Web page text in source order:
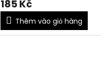
185 Kč
Thêm vào giỏ hàng